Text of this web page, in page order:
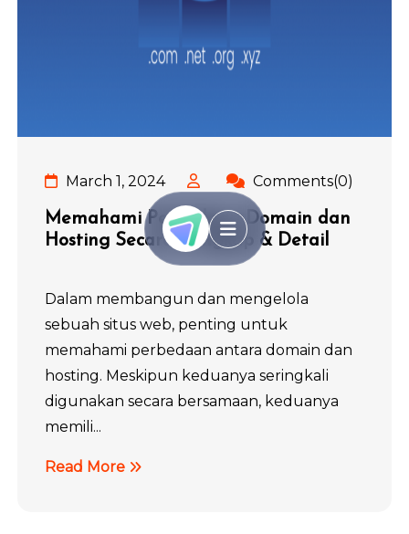
March 1, 2024 Comments(0)
Memahami Perbedaan Domain dan
Hosting Secara Lengkap & Detail
Dalam membangun dan mengelola
sebuah situs web, penting untuk
memahami perbedaan antara domain dan
hosting. Meskipun keduanya seringkali
digunakan secara bersamaan, keduanya
memili...
Read More